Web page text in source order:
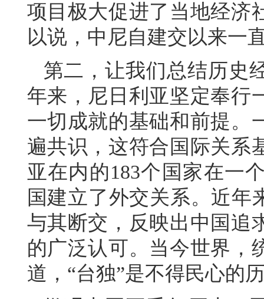
项目极大促进了当地经济
以说，中尼自建交以来一
第二，让我们总结历史
年来，尼日利亚坚定奉行
一切成就的基础和前提。
遍共识，这符合国际关系
亚在内的183个国家在一
国建立了外交关系。近年
与其断交，反映出中国追
的广泛认可。当今世界，
道，“台独”是不得民心的